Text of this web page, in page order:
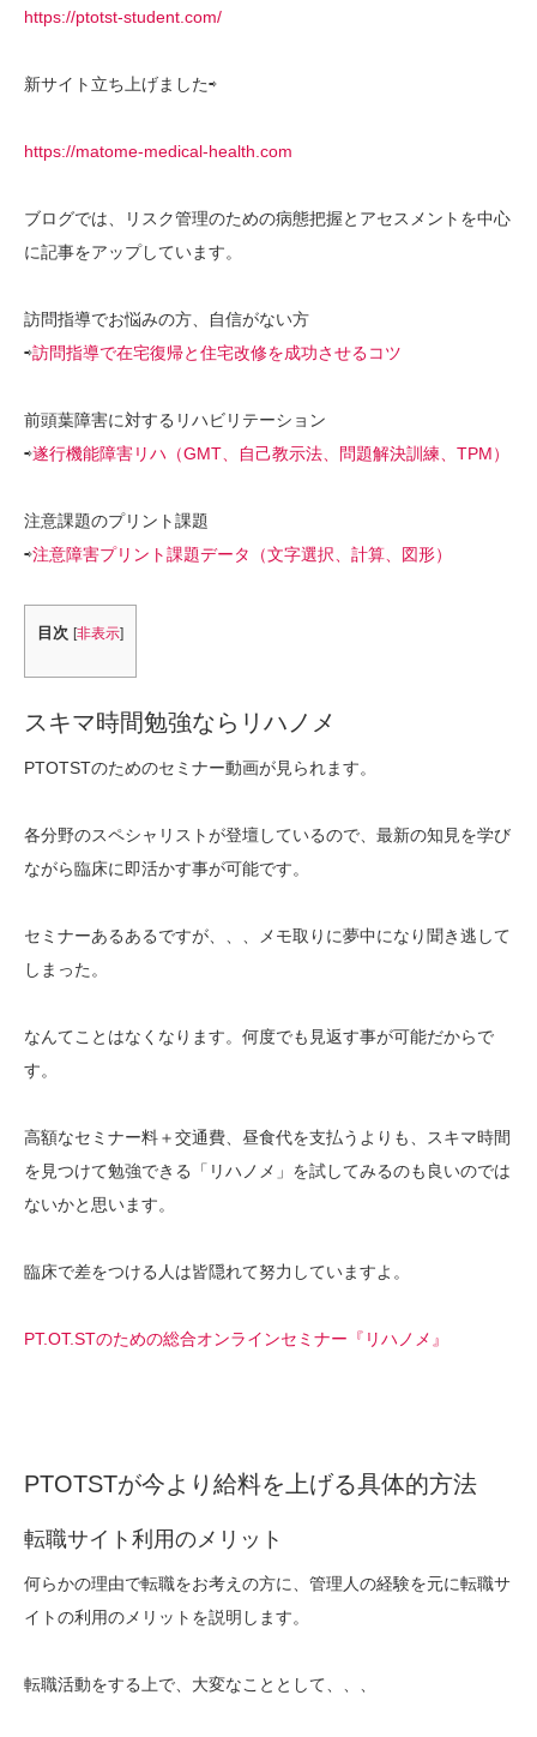
https://ptotst-student.com/
新サイト立ち上げました⇨
https://matome-medical-health.com
ブログでは、リスク管理のための病態把握とアセスメントを中心
に記事をアップしています。
訪問指導でお悩みの方、自信がない方
⇨訪問指導で在宅復帰と住宅改修を成功させるコツ
前頭葉障害に対するリハビリテーション
⇨遂行機能障害リハ（GMT、自己教示法、問題解決訓練、TPM）
注意課題のプリント課題
⇨注意障害プリント課題データ（文字選択、計算、図形）
目次 [非表示]
スキマ時間勉強ならリハノメ
PTOTSTのためのセミナー動画が見られます。
各分野のスペシャリストが登壇しているので、最新の知見を学び
ながら臨床に即活かす事が可能です。
セミナーあるあるですが、、、メモ取りに夢中になり聞き逃して
しまった。
なんてことはなくなります。何度でも見返す事が可能だからで
す。
高額なセミナー料＋交通費、昼食代を支払うよりも、スキマ時間
を見つけて勉強できる「リハノメ」を試してみるのも良いのでは
ないかと思います。
臨床で差をつける人は皆隠れて努力していますよ。
PT.OT.STのための総合オンラインセミナー『リハノメ』
PTOTSTが今より給料を上げる具体的方法
転職サイト利用のメリット
何らかの理由で転職をお考えの方に、管理人の経験を元に転職サ
イトの利用のメリットを説明します。
転職活動をする上で、大変なこととして、、、